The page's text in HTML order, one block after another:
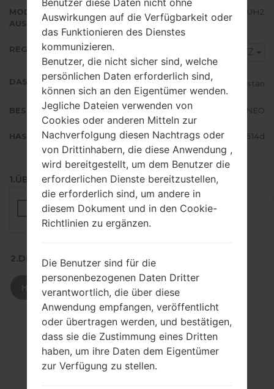
MODEM/CP
AUSFÜHRUNG
N986BXXU3DUH2
REGION SKZ
DAS LAND Kazakhstan
BESCHREIBUNG Beeline, Kcell, Activ, NEO
HASH e9f9d5ba000c57aa66e63fb26df4614d
1.ÜBERPRÜFEN SIE AUF RECAPTCHA
2.DRÜCKEN SIE ZUM HERUNTERLADEN
HERUNTERLADEN
Benutzer diese Daten nicht ohne
Auswirkungen auf die Verfügbarkeit oder
das Funktionieren des Dienstes
kommunizieren.
Benutzer, die nicht sicher sind, welche
persönlichen Daten erforderlich sind,
können sich an den Eigentümer wenden.
Jegliche Dateien verwenden von
Cookies oder anderen Mitteln zur
Nachverfolgung diesen Nachtrags oder
von Drittinhabern, die diese Anwendung ,
wird bereitgestellt, um dem Benutzer die
erforderlichen Dienste bereitzustellen,
die erforderlich sind, um andere in
diesem Dokument und in den Cookie-
Richtlinien zu ergänzen.
Die Benutzer sind für die
personenbezogenen Daten Dritter
verantwortlich, die über diese
Anwendung empfangen, veröffentlicht
oder übertragen werden, und bestätigen,
dass sie die Zustimmung eines Dritten
haben, um ihre Daten dem Eigentümer
zur Verfügung zu stellen.